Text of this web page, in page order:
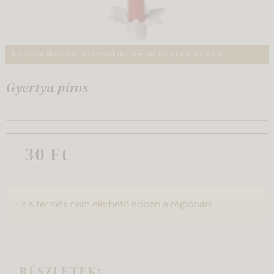
A fotó csak illusztráció. A termékek díszítése eltérhet a fotón látottaktól.
Gyertya piros
30 Ft
Ez a termék nem elérhető ebben a régióban!